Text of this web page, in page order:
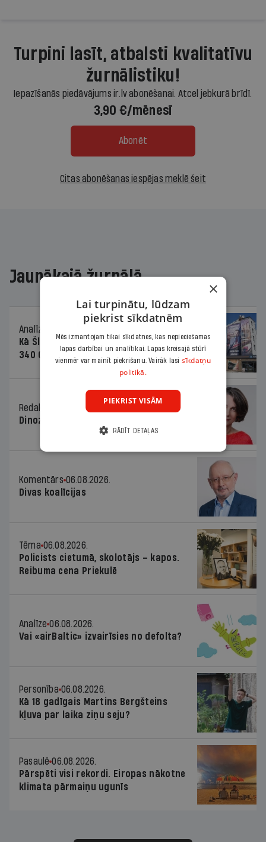
Turpini lasīt, atbalsti kvalitatīvu
žurnālistiku!
Iepazīšanās piedāvājums ir.lv abonēšanai. Atcel jebkurā brīdī.
3,90 €/mēnesī
Abonēt
Citas abonēšanas iespējas meklē šeit
Jaunākajā žurnālā
Analīze
Kā Šlesera partija palika nesodīta par
340 000 vērtu reklāmas kampaņu
Redaktores sleja
Dinozaura triks
Komentārs 06.08.2026.
Divas koalīcijas
Tēma 06.08.2026.
Policists cietumā, skolotājs – kapos.
Reibuma cena Priekulē
Analīze 06.08.2026.
Vai «airBaltic» izvairīsies no defolta?
Personība 06.08.2026.
Kā 18 gadīgais Martins Bergšteins
kļuva par laika ziņu seju?
Pasaulē 06.08.2026.
Pārspēti visi rekordi. Eiropas nākotne
klimata pārmaiņu ugunīs
×
Lai turpinātu, lūdzam
piekrist sīkdatnēm
Mēs izmantojam tikai sīkdatnes, kas nepieciešamas
lapas darbībai un analītikai. Lapas kreisajā stūrī
vienmēr var mainīt piekrišanu. Vairāk lasi sīkdatņu
politikā.
PIEKRIST VISĀM
RĀDĪT DETAĻAS